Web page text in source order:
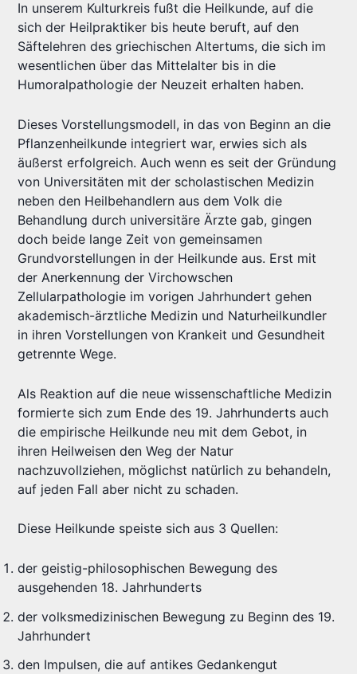
In unserem Kulturkreis fußt die Heilkunde, auf die
sich der Heilpraktiker bis heute beruft, auf den
Säftelehren des griechischen Altertums, die sich im
wesentlichen über das Mittelalter bis in die
Humoralpathologie der Neuzeit erhalten haben.
Dieses Vorstellungsmodell, in das von Beginn an die
Pflanzenheilkunde integriert war, erwies sich als
äußerst erfolgreich. Auch wenn es seit der Gründung
von Universitäten mit der scholastischen Medizin
neben den Heilbehandlern aus dem Volk die
Behandlung durch universitäre Ärzte gab, gingen
doch beide lange Zeit von gemeinsamen
Grundvorstellungen in der Heilkunde aus. Erst mit
der Anerkennung der Virchowschen
Zellularpathologie im vorigen Jahrhundert gehen
akademisch-ärztliche Medizin und Naturheilkundler
in ihren Vorstellungen von Krankeit und Gesundheit
getrennte Wege.
Als Reaktion auf die neue wissenschaftliche Medizin
formierte sich zum Ende des 19. Jahrhunderts auch
die empirische Heilkunde neu mit dem Gebot, in
ihren Heilweisen den Weg der Natur
nachzuvollziehen, möglichst natürlich zu behandeln,
auf jeden Fall aber nicht zu schaden.
Diese Heilkunde speiste sich aus 3 Quellen:
der geistig-philosophischen Bewegung des
ausgehenden 18. Jahrhunderts
der volksmedizinischen Bewegung zu Beginn des 19.
Jahrhundert
den Impulsen, die auf antikes Gedankengut